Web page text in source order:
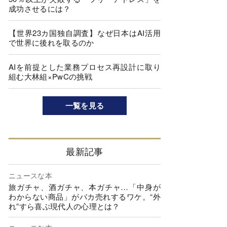
成功させるには？
【世界23カ国独自調査】なぜ日本はAI活用
で世界に後れを取るのか
AIを前提とした業務プロセス再設計に取り
組む大林組×PwCの挑戦
一覧を見る
最新記事
ニュースな本
旅ガチャ、酒ガチャ、本ガチャ…「中身が
わからない商品」がバカ売れするワケ。“外
れ”すら喜ぶ現代人の心理とは？